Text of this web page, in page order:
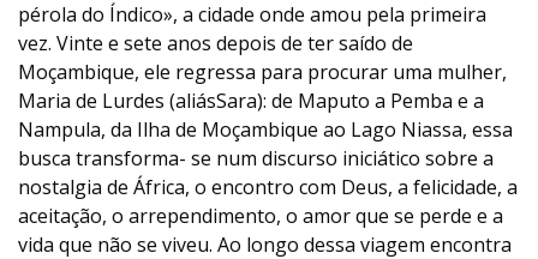
pérola do Índico», a cidade onde amou pela primeira
vez. Vinte e sete anos depois de ter saído de
Moçambique, ele regressa para procurar uma mulher,
Maria de Lurdes (aliásSara): de Maputo a Pemba e a
Nampula, da Ilha de Moçambique ao Lago Niassa, essa
busca transforma- se num discurso iniciático sobre a
nostalgia de África, o encontro com Deus, a felicidade, a
aceitação, o arrependimento, o amor que se perde e a
vida que não se viveu. Ao longo dessa viagem encontra